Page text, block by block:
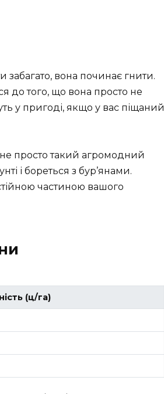
вона починає гнити.
до того, що вона просто не
у пригоді, якщо у вас піщаний
просто такий агромодний
і бореться з бур’янами.
частиною вашого
(ц/га)